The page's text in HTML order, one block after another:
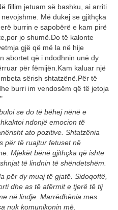
fillim jetuam së bashku, ai arriti
Më dukej se gjithçka
burrin e sapobërë e kam pirë
jo shumë.Do të kalonte
gjë që më la në hije
abortet që i ndodhnin unë dy
për fëmijën.Kam kaluar një
sërish shtatzënë.Për të
burri im vendosëm që të jetoja
se do të bëhej nënë e
ndonjë emocion të
ato pozitive. Shtatzënia
për të ruajtur fetuset në
Mjekët bënë gjithçka që ishte
të lindnin të shëndetshëm.
për dy muaj të gjatë. Sidoqoftë,
dhe as të afërmit e tjerë të tij
në lindje. Marrëdhënia mes
nuk komunikonin më.